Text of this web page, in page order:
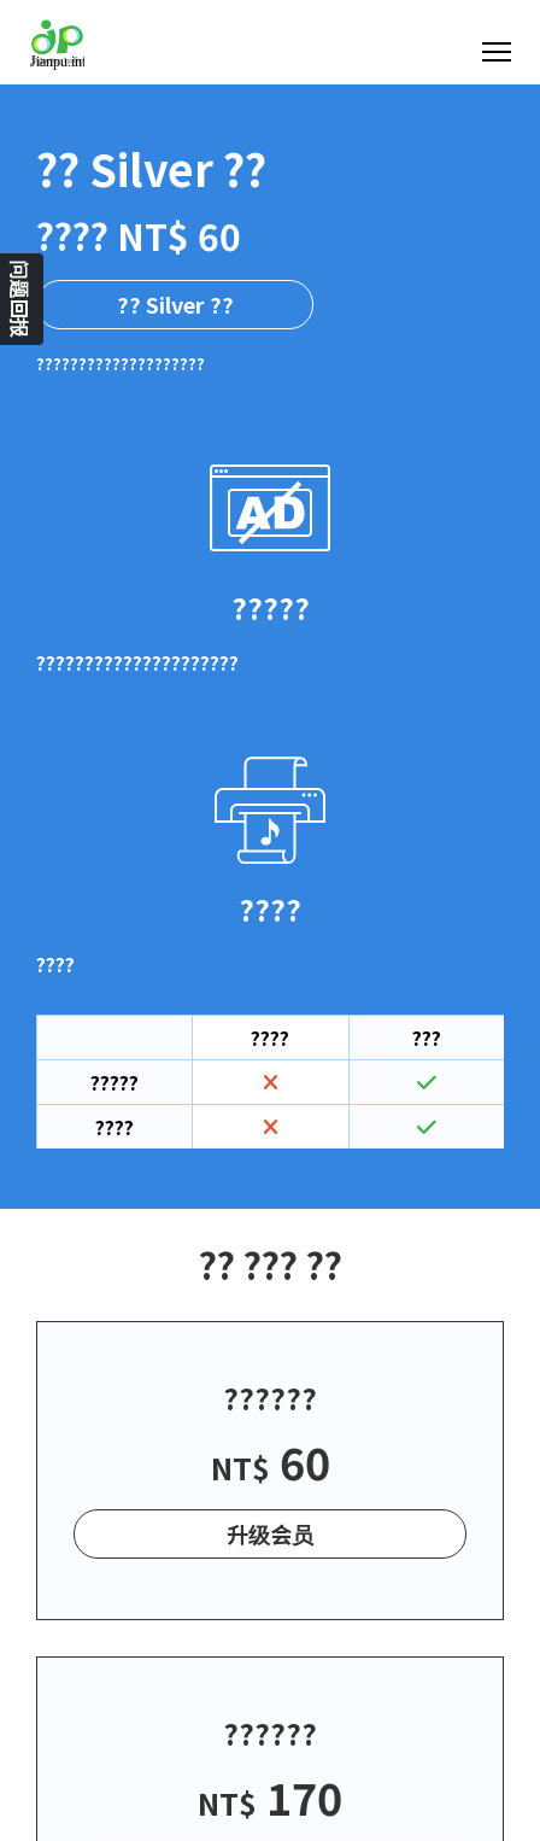
?? Silver ??
???? NT$ 60
?? Silver ??
????????????????????
?????
?????????????????????
????
????
????
???
?????
????
?? ??? ??
??????
NT$ 60
升级会员
??????
NT$ 170
问题回报